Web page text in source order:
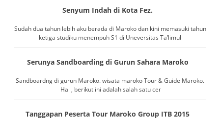
Senyum Indah di Kota Fez.
Sudah dua tahun lebih aku berada di Maroko dan kini memasuki tahun
ketiga studiku menempuh S1 di Uneversitas Ta’limul
Serunya Sandboarding di Gurun Sahara Maroko
Sandboardng di gurun Maroko. wisata maroko Tour & Guide Maroko.
Hai , berikut ini adalah salah satu cer
Tanggapan Peserta Tour Maroko Group ITB 2015